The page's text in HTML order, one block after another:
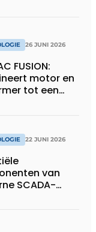
26 JUNI 2026
FUSION:
motor en
tot een
22 JUNI 2026
van
SCADA-